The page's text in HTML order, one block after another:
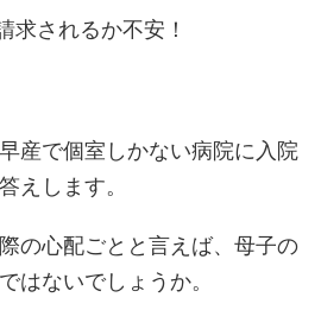
求されるか不安！
産で個室しかない病院に入院
えします。
の心配ごとと言えば、母子の
はないでしょうか。